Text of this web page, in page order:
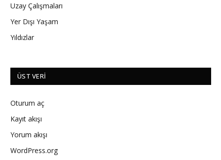
Uzay Çalışmaları
Yer Dışı Yaşam
Yıldızlar
ÜST VERI
Oturum aç
Kayıt akışı
Yorum akışı
WordPress.org